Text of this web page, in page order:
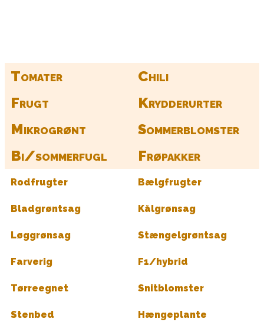
Tomater
Chili
Frugt
Krydderurter
Mikrogrønt
Sommerblomster
Bi/sommerfugl
Frøpakker
Rodfrugter Bælgfrugter
Bladgrøntsag Kålgrønsag
Løggrønsag Stængelgrøntsag
Farverig F1/hybrid
Tørreegnet Snitblomster
Stenbed Hængeplante